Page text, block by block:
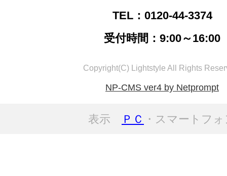
TEL：0120-44-3374
受付時間：9:00～16:00
Copyright(C) Lightstyle All Rights
NP-CMS ver4 by Netprompt
表示 ＰＣ ・スマートフ